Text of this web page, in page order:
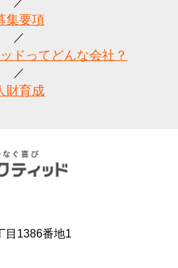
集要項
ドってどんな会社？
財育成
目1386番地1